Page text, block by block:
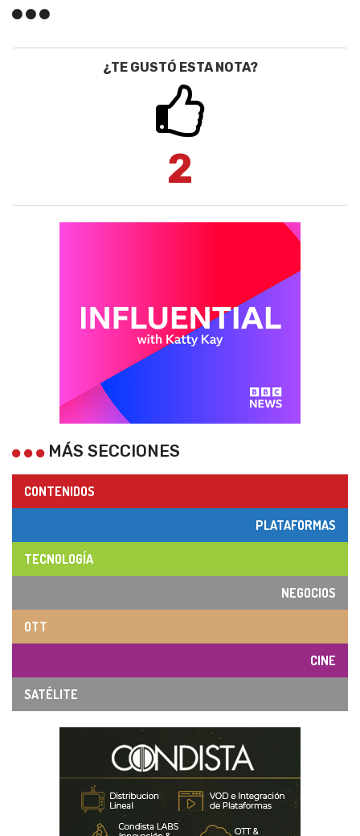
¿TE GUSTÓ ESTA NOTA?
2
MÁS SECCIONES
CONTENIDOS
PLATAFORMAS
TECNOLOGÍA
NEGOCIOS
OTT
CINE
SATÉLITE